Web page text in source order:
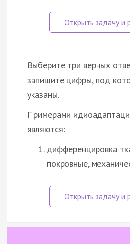
Выберите три верных
запишите цифры, под
указаны.
Примерами
являются:
дифференцировка
покровные,